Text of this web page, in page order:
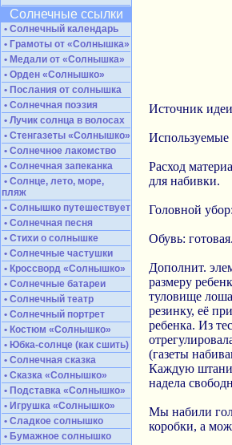
Солнечные ссылки
• Солнечный календарь
• Грамоты от «Солнышка»
• Медали от «Солнышка»
• Орден «Солнышко»
• Послания от солнышка
• Солнечная поэзия
• Лучик солнца в волосах
• Стенгазеты «Солнышко»
• Солнечное лакомство
• Солнечная запеканка
• Солнце, лето, море,
пляж
• Солнышко путешествует
• Солнечная песня
• Стихи о солнышке
• Солнечные частушки
• Кроссворд «Солнышко»
• Солнечные батареи
• Солнечный театр
• Солнечный портрет
• Костюм «Солнышко»
• Юбка-солнце (как сшить)
• Солнечная сказка
• Сказка «Солнышко»
• Подставка «Солнышко»
• Игрушка «Солнышко»
• Сладкое солнышко
• Бумажное солнышко
Источник
Используемые
Расход
для набивки.
Головной
Обувь: готовая.
Дополнит.
размеру
туловище
резинку, её
ребенка. Из
(газеты
Каждую
надела
Мы набили
коробки, а